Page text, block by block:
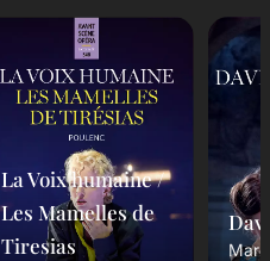
La Voix humaine /
Les Mamelles de
Tiresias